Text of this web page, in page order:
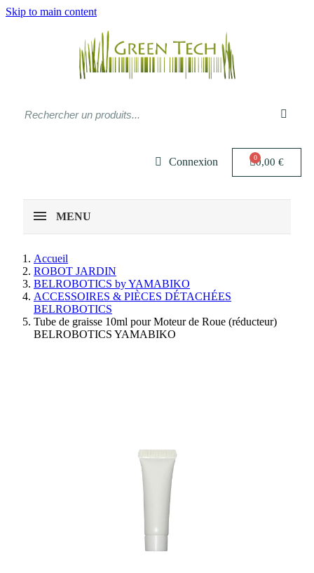
Skip to main content
Connexion 0,00 €
MENU
Accueil
ROBOT JARDIN
BELROBOTICS by YAMABIKO
ACCESSOIRES & PIÈCES DÉTACHÉES
BELROBOTICS
Tube de graisse 10ml pour Moteur de Roue (réducteur)
BELROBOTICS YAMABIKO